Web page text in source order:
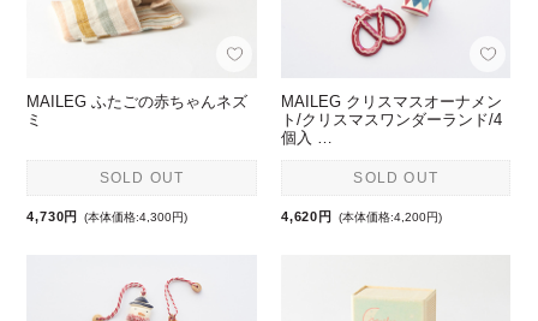
MAILEG ふたごの赤ちゃんネズ
ミ
SOLD OUT
4,730円 (本体価格:4,300円)
MAILEG クリスマスオーナメン
ト/クリスマスワンダーランド/4
個入 …
SOLD OUT
4,620円 (本体価格:4,200円)